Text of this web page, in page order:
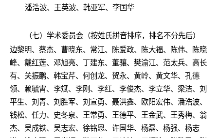
潘浩波、王英波、韩亚军、李国华
（七）学术委员会（按姓氏拼音排序，排名不分先后）
边黎明、蔡杰、曹晓东、常江、陈爱政、陈大福、陈伟、陈晓
峰、戴红莲、邓旭亮、丁建东、董骧、樊渝江、范太兵、高长
有、关振鹏、韩宝芹、何创龙、贺永、黄岭、黄文华、孔德
领、赖毓霄、李斌、李刚、李红、李俊杰、李立华、梁洁、刘
平生、刘青、刘胜军、刘宣勇、聂洪鑫、欧阳宏伟、潘浩波、
钱松、任力、史冬泉、王常勇、王德平、王金武、王秀梅、翁
杰、吴成铁、吴志宏、徐铭恩、许国华、杨磊、杨强、杨志